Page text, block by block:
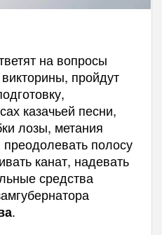
на вопросы
пройдут
казачьей песни,
лозы, метания
преодолевать полосу
канат, надевать
средства
.